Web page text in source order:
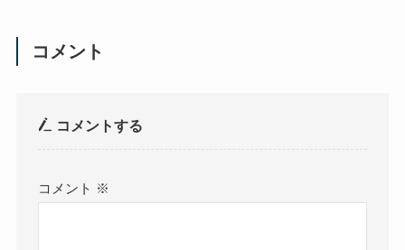
コメント
コメントする
コメント ※